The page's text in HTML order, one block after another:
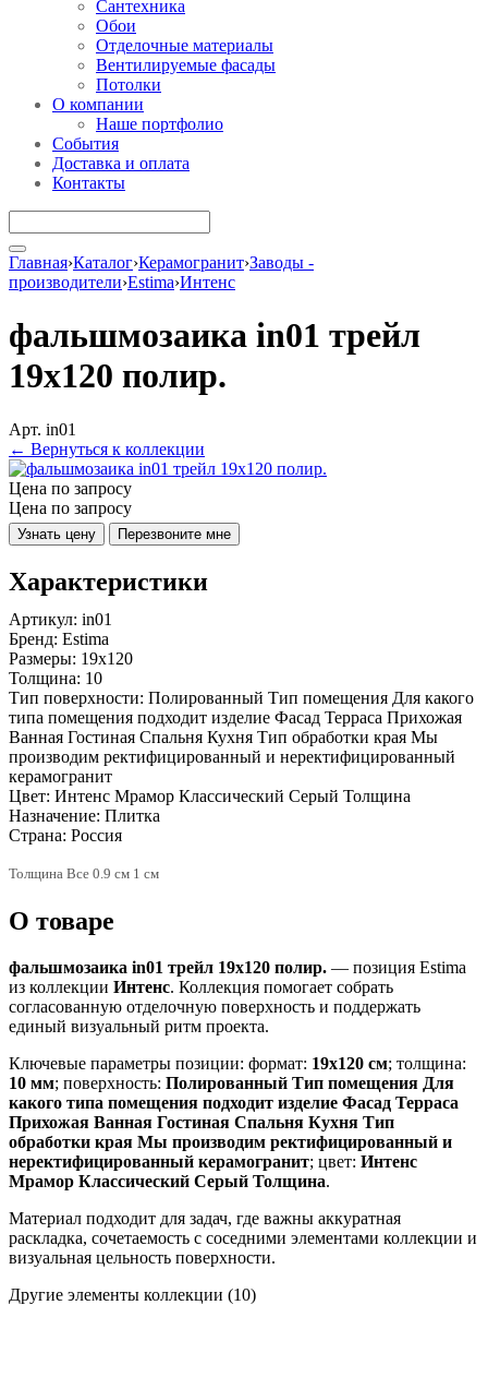
Сантехника
Обои
Отделочные материалы
Вентилируемые фасады
Потолки
О компании
Наше портфолио
События
Доставка и оплата
Контакты
Главная›Каталог›Керамогранит›Заводы -
производители›Estima›Интенс
фальшмозаика in01 трейл
19x120 полир.
Арт. in01
← Вернуться к коллекции
Цена по запросу
Цена по запросу
Узнать цену Перезвоните мне
Характеристики
Артикул: in01
Бренд: Estima
Размеры: 19x120
Толщина: 10
Тип поверхности: Полированный Тип помещения Для какого
типа помещения подходит изделие Фасад Терраса Прихожая
Ванная Гостиная Спальня Кухня Тип обработки края Мы
производим ректифицированный и неректифицированный
керамогранит
Цвет: Интенс Мрамор Классический Серый Толщина
Назначение: Плитка
Страна: Россия
Толщина Все 0.9 см 1 см
О товаре
фальшмозаика in01 трейл 19x120 полир. — позиция Estima
из коллекции Интенс. Коллекция помогает собрать
согласованную отделочную поверхность и поддержать
единый визуальный ритм проекта.
Ключевые параметры позиции: формат: 19x120 см; толщина:
10 мм; поверхность: Полированный Тип помещения Для
какого типа помещения подходит изделие Фасад Терраса
Прихожая Ванная Гостиная Спальня Кухня Тип
обработки края Мы производим ректифицированный и
неректифицированный керамогранит; цвет: Интенс
Мрамор Классический Серый Толщина.
Материал подходит для задач, где важны аккуратная
раскладка, сочетаемость с соседними элементами коллекции и
визуальная цельность поверхности.
Другие элементы коллекции (10)